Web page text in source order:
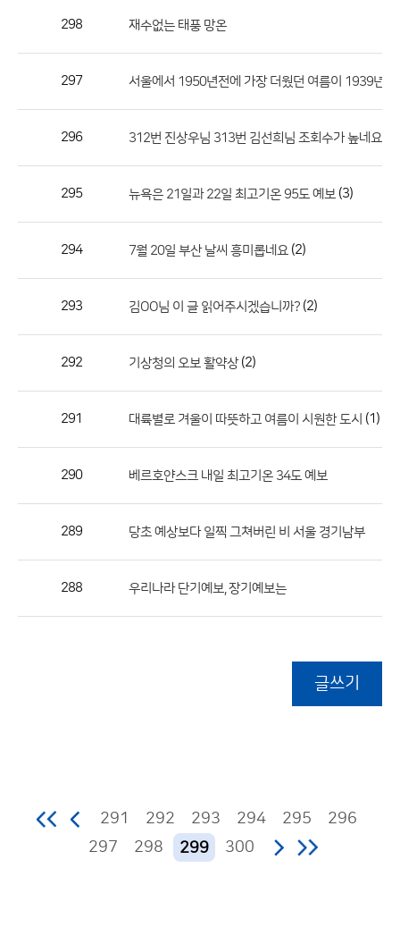
호,
록
공
298 재수없는 태풍 망온
297 서울에서 1950년전에 가장 더웠던 여름이 1939년인
296 312번 진상우님 313번 김선희님 조회수가 높네요
295 뉴욕은 21일과 22일 최고기온 95도 예보 (3)
294 7월 20일 부산 날씨 흥미롭네요 (2)
293 김OO님 이 글 읽어주시겠습니까? (2)
292 기상청의 오보 활약상(2)
291 대륙별로 겨울이 따뜻하고 여름이 시원한 도시 (1)
290 베르호얀스크 내일 최고기온 34도 예보
289 당초 예상보다 일찍 그쳐버린 비 서울 경기남부
288 우리나라 단기예보, 장기예보는
글쓰기
291 292 293 294 295
296
297
298 299 300